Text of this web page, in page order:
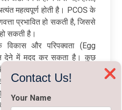
महत्वपूर्ण होती है। PCOS के
प्रभावित हो सकती है, जिससे
सकती है।
और परिपक्वता (Egg
देने में मदद कर सकता है। कुछ
कि यह अंडों की गुणवत्ता में सुधार
को बढ़ावा देने में सहायक
वाले अंडे सफल निषेचन
की संभावना को बढ़ा
❌
Contact Us!
Your Name